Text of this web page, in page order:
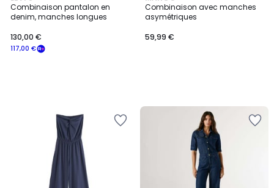
Combinaison pantalon en
denim, manches longues
117,00 €
130,00 €
Combinaison avec manches
asymétriques
59,99 €